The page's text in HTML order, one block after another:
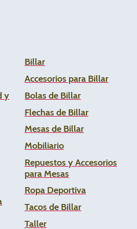
y
Billar
Accesorios para Billar
Bolas de Billar
Flechas de Billar
Mesas de Billar
Mobiliario
Repuestos y Accesorios
para Mesas
Ropa Deportiva
Tacos de Billar
Taller